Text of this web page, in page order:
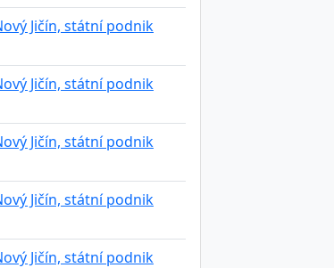
Jičín, státní podnik
Jičín, státní podnik
Jičín, státní podnik
Jičín, státní podnik
Jičín, státní podnik